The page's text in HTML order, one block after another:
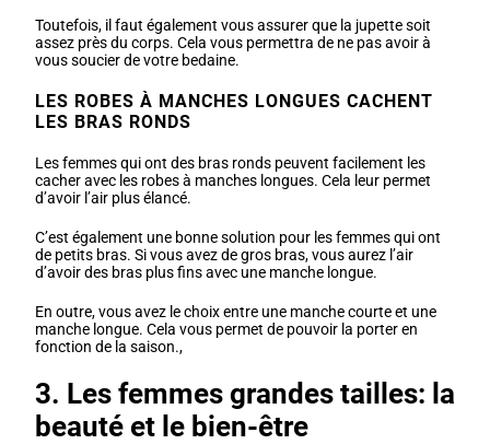
Toutefois, il faut également vous assurer que la jupette soit
assez près du corps. Cela vous permettra de ne pas avoir à
vous soucier de votre bedaine.
LES ROBES À MANCHES LONGUES CACHENT
LES BRAS RONDS
Les femmes qui ont des bras ronds peuvent facilement les
cacher avec les robes à manches longues. Cela leur permet
d’avoir l’air plus élancé.
C’est également une bonne solution pour les femmes qui ont
de petits bras. Si vous avez de gros bras, vous aurez l’air
d’avoir des bras plus fins avec une manche longue.
En outre, vous avez le choix entre une manche courte et une
manche longue. Cela vous permet de pouvoir la porter en
fonction de la saison.,
3. Les femmes grandes tailles: la
beauté et le bien-être